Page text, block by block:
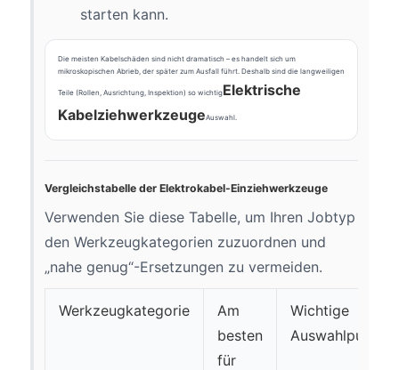
starten kann.
Die meisten Kabelschäden sind nicht dramatisch – es handelt sich um
mikroskopischen Abrieb, der später zum Ausfall führt. Deshalb sind die langweiligen
Teile (Rollen, Ausrichtung, Inspektion) so wichtigElektrische
KabelziehwerkzeugeAuswahl.
Vergleichstabelle der Elektrokabel-Einziehwerkzeuge
Verwenden Sie diese Tabelle, um Ihren Jobtyp
den Werkzeugkategorien zuzuordnen und
„nahe genug“-Ersetzungen zu vermeiden.
Werkzeugkategorie
Am
besten
für
Wichtige
Auswahlpunkte